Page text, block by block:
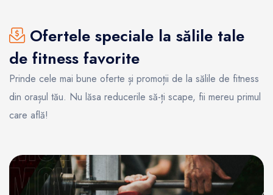
Ofertele speciale la sălile tale
de fitness favorite
Prinde cele mai bune oferte și promoții de la sălile de fitness
din orașul tău. Nu lăsa reducerile să-ți scape, fii mereu primul
care află!